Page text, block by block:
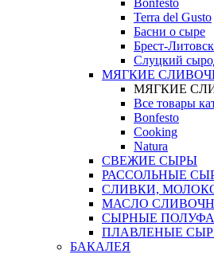
Bonfesto
Terra del Gusto
Басни о сыре
Брест-Литовск
Слуцкий
МЯГКИЕ
МЯГКИЕ
Все товары
Bonfesto
Cooking
Natura
СВЕЖИЕ СЫРЫ
РАССОЛЬНЫЕ
СЛИВКИ,
МАСЛО
СЫРНЫЕ
ПЛАВЛЕНЫЕ
БАКАЛЕЯ